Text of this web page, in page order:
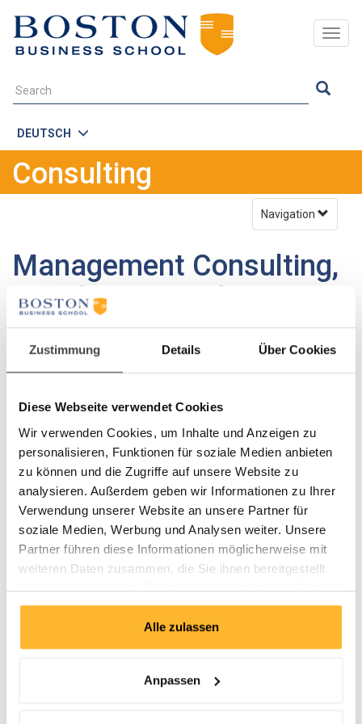
Zustimmung Details Über Cookies
Diese Webseite verwendet Cookies
Wir verwenden Cookies, um Inhalte und Anzeigen zu
personalisieren, Funktionen für soziale Medien anbieten
zu können und die Zugriffe auf unsere Website zu
analysieren. Außerdem geben wir Informationen zu Ihrer
Verwendung unserer Website an unsere Partner für
soziale Medien, Werbung und Analysen weiter. Unsere
Partner führen diese Informationen möglicherweise mit
weiteren Daten zusammen, die Sie ihnen bereitgestellt
haben oder die sie im Rahmen Ihrer Nutzung der Dienste
gesammelt haben.
Alle zulassen
Anpassen
DEUTSCH
Consulting
Navigation
Management Consulting,
Coaching & Moderation
Willkommen in der Consulting- & Coaching-Welt der Boston
Business School. Für renommierte Kunden sind wir der
unterstützt Sie auf dem Weg zu erstklassigen Resultaten.
Consulting & Coaching
Spezialisierte Institute und erfahrene Coaches der Boston
Business School sind Ihre Partner für die Lösung konkreter…
Mehr erfahren
Consulting Workshops
In 2 x 2 Workshop-Tagen erarbeiten wir mit Ihnen und Ihrem
Management die bestmöglichen Lösungen…
Mehr erfahren
Experten auf Zeit
Unsere Management Experten auf Zeit realisieren Ihre Projekte.